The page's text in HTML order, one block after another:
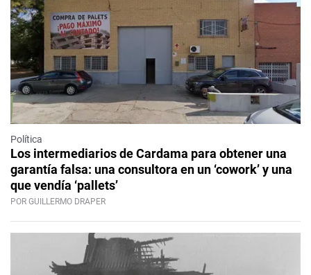
Política
Los intermediarios de Cardama para obtener una
garantía falsa: una consultora en un ‘cowork’ y una
que vendía ‘pallets’
POR GUILLERMO DRAPER